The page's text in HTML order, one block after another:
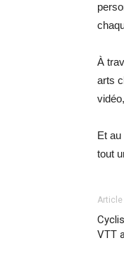
À
arts
Et au
tout
VTT